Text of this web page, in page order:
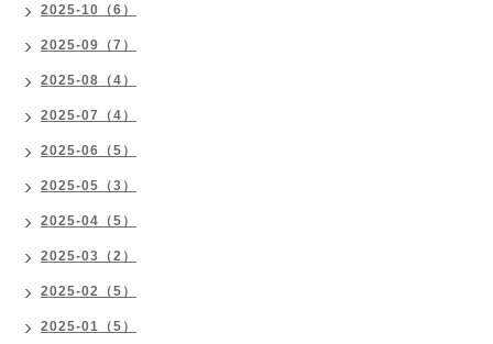
2025-10（6）
2025-09（7）
2025-08（4）
2025-07（4）
2025-06（5）
2025-05（3）
2025-04（5）
2025-03（2）
2025-02（5）
2025-01（5）